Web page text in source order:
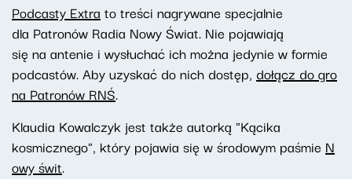
Podcasty Extra to treści nagrywane specjalnie
dla Patronów Radia Nowy Świat. Nie pojawiają
się na antenie i wysłuchać ich można jedynie w formie
podcastów. Aby uzyskać do nich dostęp, dołącz do gro
na Patronów RNŚ.
Klaudia Kowalczyk jest także autorką "Kącika
kosmicznego", który pojawia się w środowym paśmie N
owy świt.